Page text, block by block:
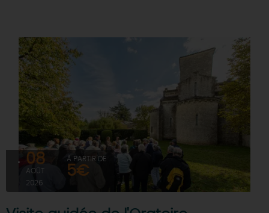
08
AOÛT
2026
À PARTIR DE
5€